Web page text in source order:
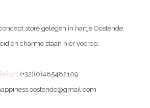
store gelegen in hartje Oostende.
en charme staan hier voorop.
(+32)(0)485482109